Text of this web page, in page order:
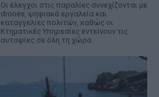
Οι έλεγχοι στις παραλίες συνεχίζονται με
drones, ψηφιακά εργαλεία και
καταγγελίες πολιτών, καθώς οι
Κτηματικές Υπηρεσίες εντείνουν τις
αυτοψίες σε όλη τη χώρα